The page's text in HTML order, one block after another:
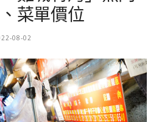
菜單價位
08-02